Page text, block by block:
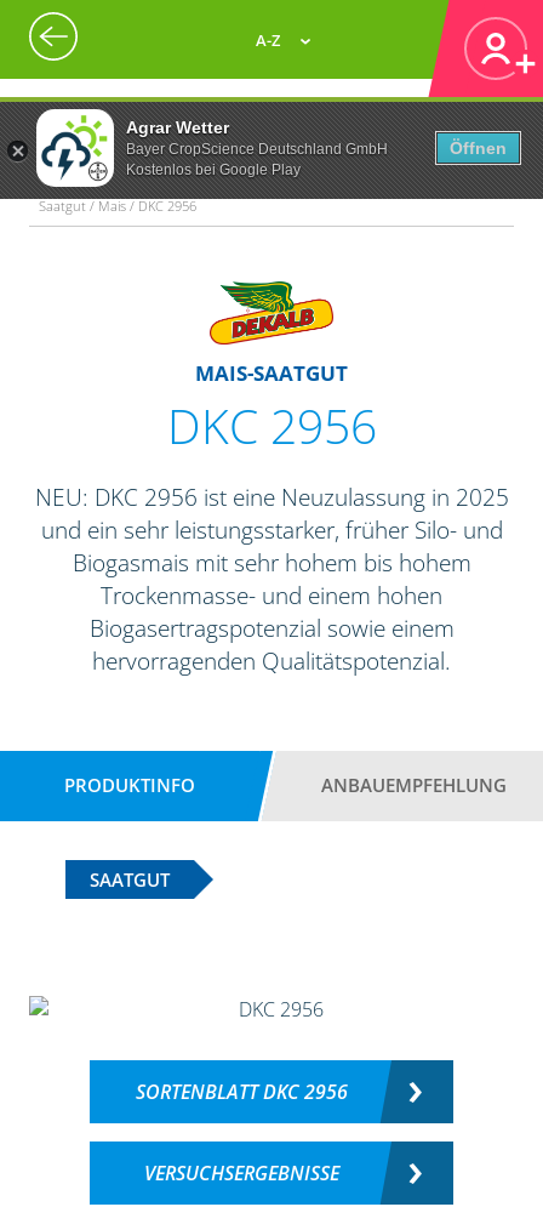
Agrar Wetter
Bayer CropScience Deutschland GmbH
Kostenlos bei Google Play
Öffnen
A-Z
Saatgut / Mais / DKC 2956
MAIS-SAATGUT
DKC 2956
NEU: DKC 2956 ist eine Neuzulassung in 2025
und ein sehr leistungsstarker, früher Silo- und
Biogasmais mit sehr hohem bis hohem
Trockenmasse- und einem hohen
Biogasertragspotenzial sowie einem
hervorragenden Qualitätspotenzial.
PRODUKTINFO ANBAUEMPFEHLUNG
SAATGUT
SORTENBLATT DKC 2956
VERSUCHSERGEBNISSE